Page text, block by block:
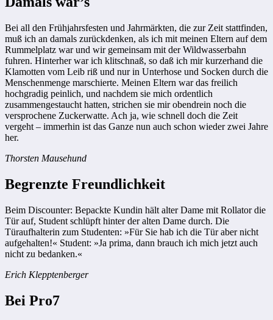
Bei all den Frühjahrsfesten und Jahrmärkten, die zur Zeit stattfinden,
muß ich an damals zurückdenken, als ich mit meinen Eltern auf dem
Rummelplatz war und wir gemeinsam mit der Wildwasserbahn
fuhren. Hinterher war ich klitschnaß, so daß ich mir kurzerhand die
Klamotten vom Leib riß und nur in Unterhose und Socken durch die
Menschenmenge marschierte. Meinen Eltern war das freilich
hochgradig peinlich, und nachdem sie mich ordentlich
zusammengestaucht hatten, strichen sie mir obendrein noch die
versprochene Zuckerwatte. Ach ja, wie schnell doch die Zeit
vergeht – immerhin ist das Ganze nun auch schon wieder zwei Jahre
her.
Thorsten Mausehund
Begrenzte Freundlichkeit
Beim Discounter: Bepackte Kundin hält alter Dame mit Rollator die
Tür auf, Student schlüpft hinter der alten Dame durch. Die
Türaufhalterin zum Studenten: »Für Sie hab ich die Tür aber nicht
aufgehalten!« Student: »Ja prima, dann brauch ich mich jetzt auch
nicht zu bedanken.«
Erich Klepptenberger
Bei Pro7